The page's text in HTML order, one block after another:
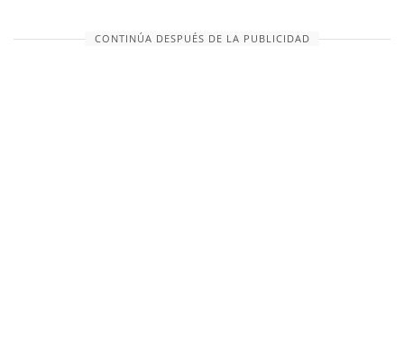
historia que corre directamente hacia este
CONTINÚA DESPUÉS DE LA PUBLICIDAD